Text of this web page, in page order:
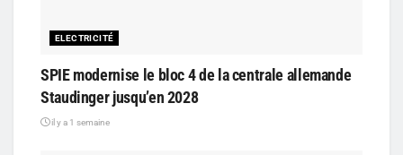
ELECTRICITÉ
SPIE modernise le bloc 4 de la centrale allemande
Staudinger jusqu’en 2028
il y a 1 semaine